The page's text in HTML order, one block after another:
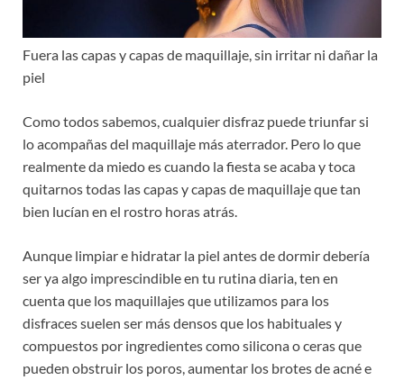
Fuera las capas y capas de maquillaje, sin irritar ni dañar la
piel
Como todos sabemos, cualquier disfraz puede triunfar si
lo acompañas del maquillaje más aterrador. Pero lo que
realmente da miedo es cuando la fiesta se acaba y toca
quitarnos todas las capas y capas de maquillaje que tan
bien lucían en el rostro horas atrás.
Aunque limpiar e hidratar la piel antes de dormir debería
ser ya algo imprescindible en tu rutina diaria, ten en
cuenta que los maquillajes que utilizamos para los
disfraces suelen ser más densos que los habituales y
compuestos por ingredientes como silicona o ceras que
pueden obstruir los poros, aumentar los brotes de acné e